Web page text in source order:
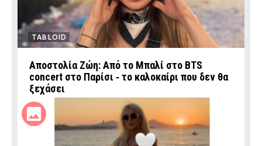
TABLOID
Αποστολία Ζώη: Από το Μπαλί στο BTS
concert στο Παρίσι ‑ το καλοκαίρι που δεν θα
ξεχάσει